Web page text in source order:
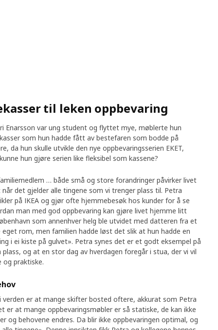
til leken oppbevaring
Enarsson var ung student og flyttet mye, møblerte hun
som hun hadde fått av bestefaren som bodde på
da hun skulle utvikle den nye oppbevaringsserien EKET,
hun gjøre serien like fleksibel som kassene?
… både små og store forandringer påvirker livet
det gjelder alle tingene som vi trenger plass til. Petra
på IKEA og gjør ofte hjemmebesøk hos kunder for å se
man med god oppbevaring kan gjøre livet hjemme litt
som annenhver helg ble utvidet med datteren fra et
rom, men familien hadde løst det slik at hun hadde en
i ei kiste på gulvet». Petra synes det er et godt eksempel på
og at en stor dag av hverdagen foregår i stua, der vi vil
praktiske.
verden er at mange skifter bosted oftere, akkurat som Petra
er at mange oppbevaringsmøbler er så statiske, de kan ikke
og behovene endres. Da blir ikke oppbevaringen optimal, og